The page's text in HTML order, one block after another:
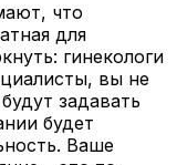
что
для
гинекологи
вы не
задавать
будет
Ваше